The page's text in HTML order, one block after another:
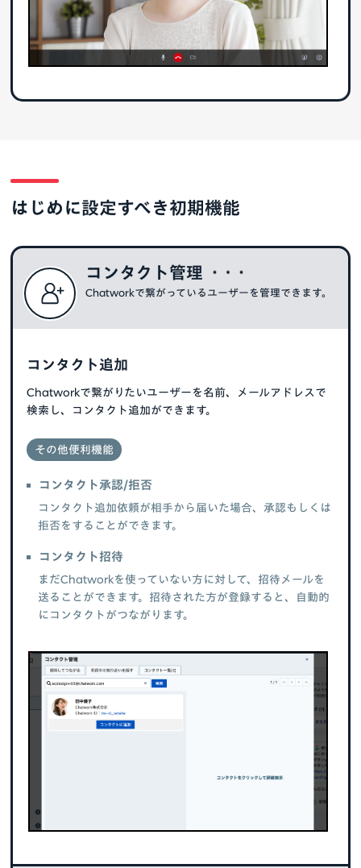
はじめに設定すべき初期機能
コンタクト管理
Chatworkで繋がっているユーザーを管理できます。
コンタクト追加
Chatworkで繋がりたいユーザーを名前、メールアドレスで
検索し、コンタクト追加ができます。
その他便利機能
コンタクト承認/拒否
コンタクト追加依頼が相手から届いた場合、承認もしくは
拒否をすることができます。
コンタクト招待
まだChatworkを使っていない方に対して、招待メールを
送ることができます。招待された方が登録すると、自動的
にコンタクトがつながります。